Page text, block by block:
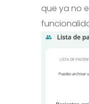
que ya no